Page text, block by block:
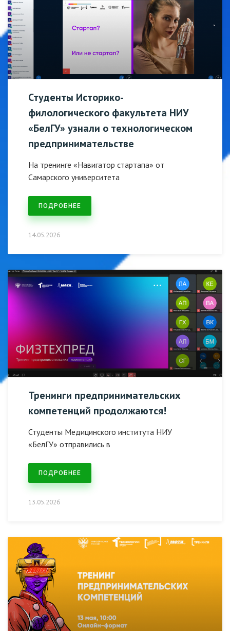
Студенты Историко-
филологического факультета НИУ
«БелГУ» узнали о технологическом
предпринимательстве
На тренинге «Навигатор стартапа» от
Самарского университета
ПОДРОБНЕЕ
14.05.2026
Тренинги предпринимательских
компетенций продолжаются!
Студенты Медицинского института НИУ
«БелГУ» отправились в
ПОДРОБНЕЕ
13.05.2026